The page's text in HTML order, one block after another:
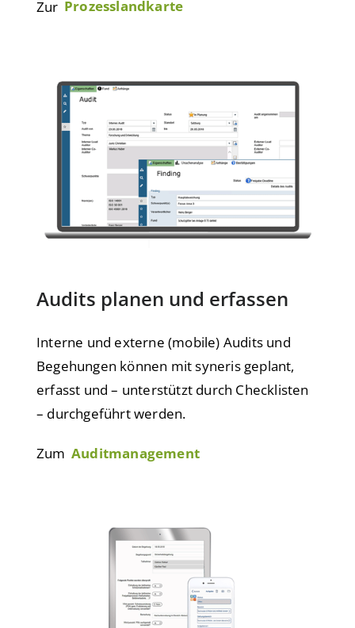
Zur Prozesslandkarte
Audits planen und erfassen
Interne und externe (mobile) Audits und
Begehungen können mit syneris geplant,
erfasst und – unterstützt durch Checklisten
– durchgeführt werden.
Zum Auditmanagement